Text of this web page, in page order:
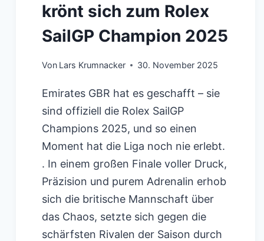
krönt sich zum Rolex
SailGP Champion 2025
Von Lars Krumnacker 30. November 2025
Emirates GBR hat es geschafft – sie
sind offiziell die Rolex SailGP
Champions 2025, und so einen
Moment hat die Liga noch nie erlebt.
. In einem großen Finale voller Druck,
Präzision und purem Adrenalin erhob
sich die britische Mannschaft über
das Chaos, setzte sich gegen die
schärfsten Rivalen der Saison durch